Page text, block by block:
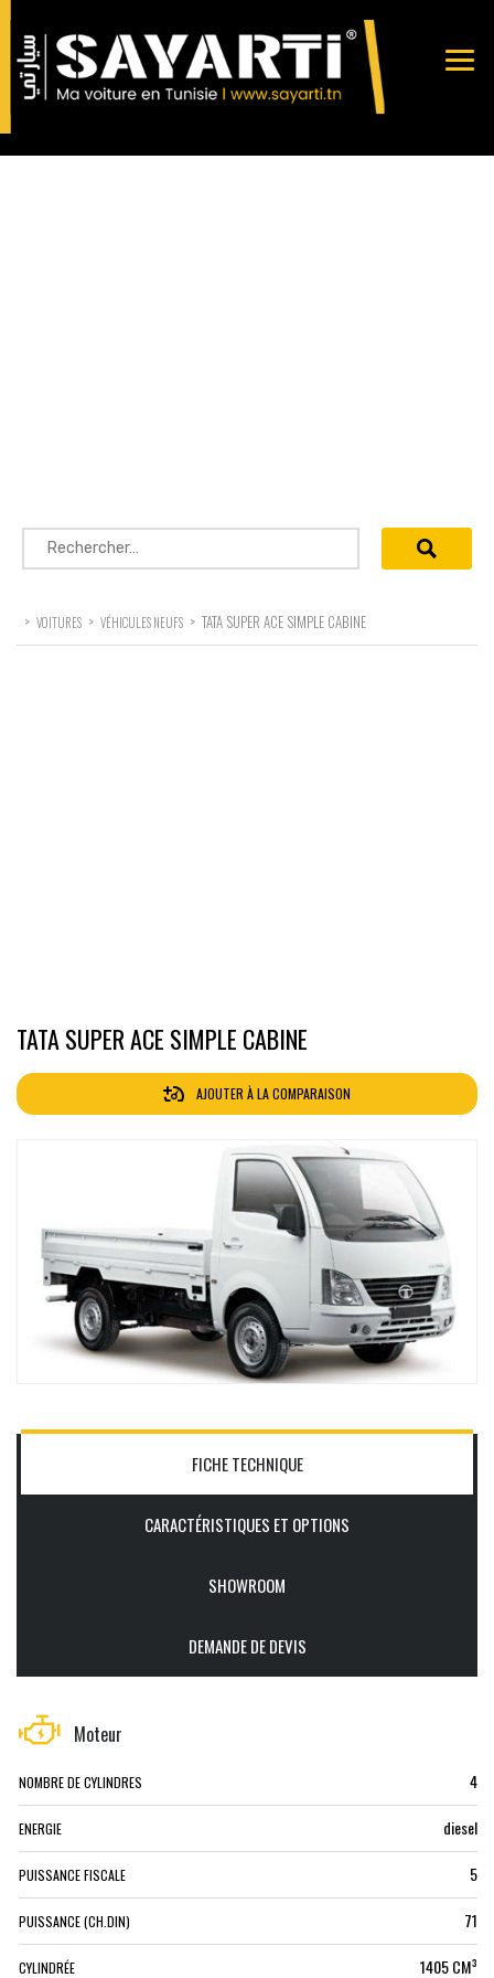
Rechercher :
> VOITURES > VÉHICULES NEUFS > TATA SUPER ACE SIMPLE CABINE
TATA SUPER ACE SIMPLE CABINE
AJOUTER À LA COMPARAISON
FICHE TECHNIQUE
CARACTÉRISTIQUES ET OPTIONS
SHOWROOM
DEMANDE DE DEVIS
Moteur
NOMBRE DE CYLINDRES 4
ENERGIE diesel
PUISSANCE FISCALE 5
PUISSANCE (CH.DIN) 71
CYLINDRÉE 1405 CM³